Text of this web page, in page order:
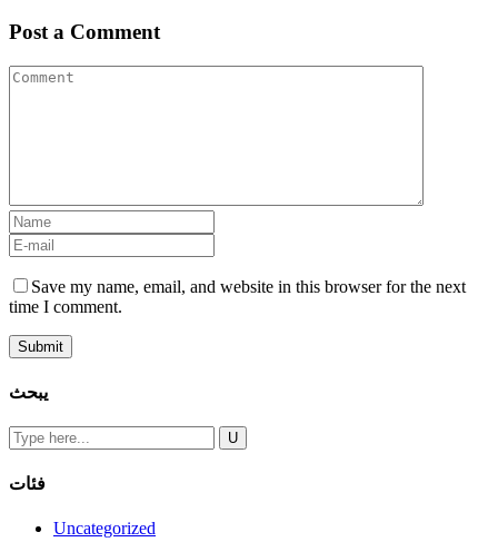
Post a Comment
Save my name, email, and website in this browser for the next
time I comment.
يبحث
فئات
Uncategorized